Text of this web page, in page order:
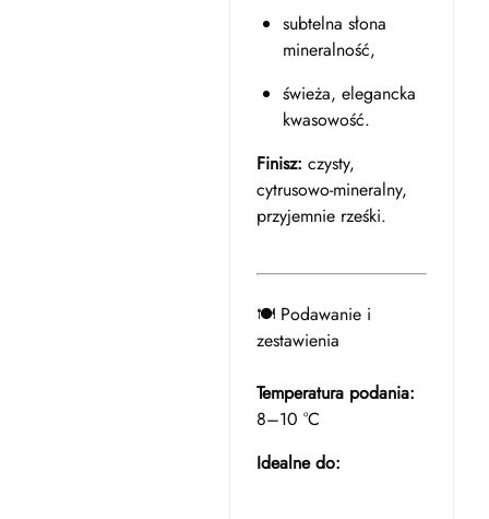
subtelna słona
mineralność,
świeża, elegancka
kwasowość.
Finisz: czysty,
cytrusowo-mineralny,
przyjemnie rześki.
🍽️ Podawanie i
zestawienia
Temperatura podania:
8–10 °C
Idealne do: